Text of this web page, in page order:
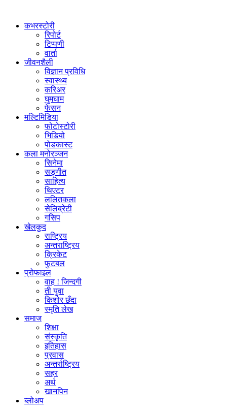
कभरस्टोरी
रिपोर्ट
टिप्पणी
वार्ता
जीवनशैली
विज्ञान प्रविधि
स्वास्थ्य
करिअर
घुमघाम
फेसन
मल्टिमिडिया
फोटोस्टोरी
भिडियो
पोडकास्ट
कला मनोरञ्जन
सिनेमा
सङ्गीत
साहित्य
थिएटर
ललितकला
सेलिब्रेटी
गसिप
खेलकुद
राष्ट्रिय
अन्तराष्ट्रिय
क्रिकेट
फुटबल
प्रोफाइल
वाह ! जिन्दगी
ती युवा
किशोर छँदा
स्मृति लेख
समाज
शिक्षा
संस्कृति
इतिहास
प्रवास
अन्तर्राष्ट्रिय
सहर
अर्थ
खानपिन
ब्लोअप